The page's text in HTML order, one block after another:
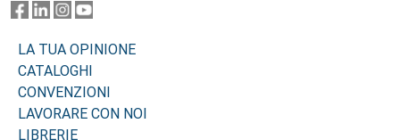
LA TUA OPINIONE
CATALOGHI
CONVENZIONI
LAVORARE CON NOI
LIBRERIE